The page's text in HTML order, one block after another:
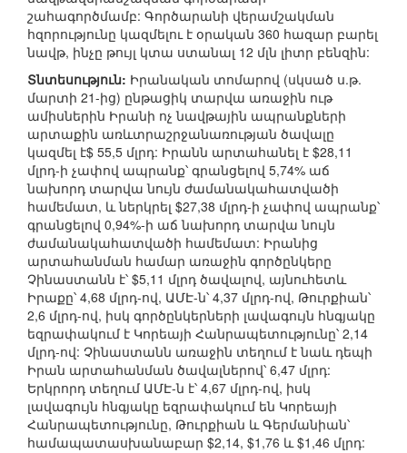
շահագործմամբ: Գործարանի վերամշակման
հզորությունը կազմելու է օրական 360 հազար բարել
նավթ, ինչը թույլ կտա ստանալ 12 մլն լիտր բենզին:
Տնտեսություն: Իրանական տոմարով (սկսած ս.թ.
մարտի 21-ից) ընթացիկ տարվա առաջին ութ
ամիսներին Իրանի ոչ նավթային ապրանքների
արտաքին առևտրաշրջանառության ծավալը
կազմել է$ 55,5 մլրդ: Իրանն արտահանել է $28,11
մլրդ-ի չափով ապրանք՝ գրանցելով 5,74% աճ
նախորդ տարվա նույն ժամանակահատվածի
համեմատ, և ներկրել $27,38 մլրդ-ի չափով ապրանք՝
գրանցելով 0,94%-ի աճ նախորդ տարվա նույն
ժամանակահատվածի համեմատ: Իրանից
արտահանման համար առաջին գործընկերը
Չինաստանն է՝ $5,11 մլրդ ծավալով, այնուհետև
Իրաքը՝ 4,68 մլրդ-ով, ԱՄԷ-ն՝ 4,37 մլրդ-ով, Թուրքիան՝
2,6 մլրդ-ով, իսկ գործընկերների լավագույն հնգյակը
եզրափակում է Կորեայի Հանրապետությունը՝ 2,14
մլրդ-ով: Չինաստանն առաջին տեղում է նաև դեպի
Իրան արտահանման ծավալներով՝ 6,47 մլրդ:
Երկրորդ տեղում ԱՄԷ-ն է՝ 4,67 մլրդ-ով, իսկ
լավագույն հնգյակը եզրափակում են Կորեայի
Հանրապետությունը, Թուրքիան և Գերմանիան՝
համապատասխանաբար $2,14, $1,76 և $1,46 մլրդ: